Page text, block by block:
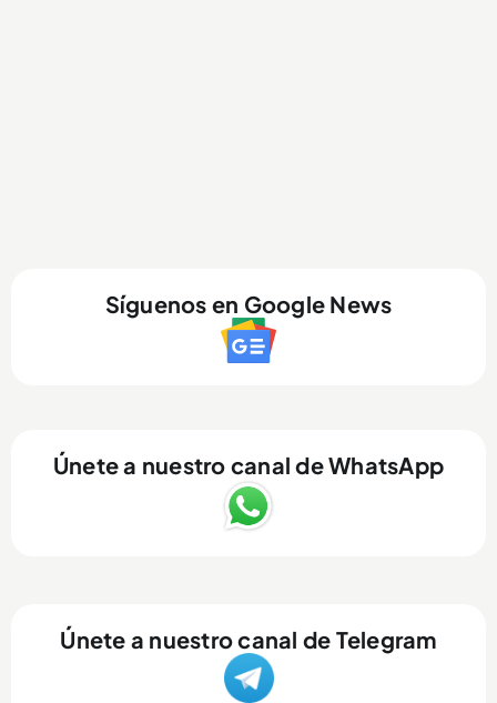
Síguenos en Google News
Únete a nuestro canal de WhatsApp
Únete a nuestro canal de Telegram